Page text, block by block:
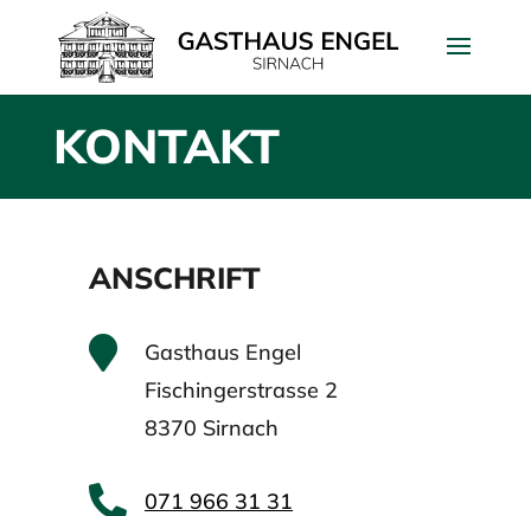
KONTAKT
ANSCHRIFT

Gasthaus Engel
Fischingerstrasse 2
8370 Sirnach
 071 966 31 31